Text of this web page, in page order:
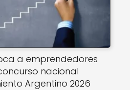
a emprendedores
nacional
Argentino 2026